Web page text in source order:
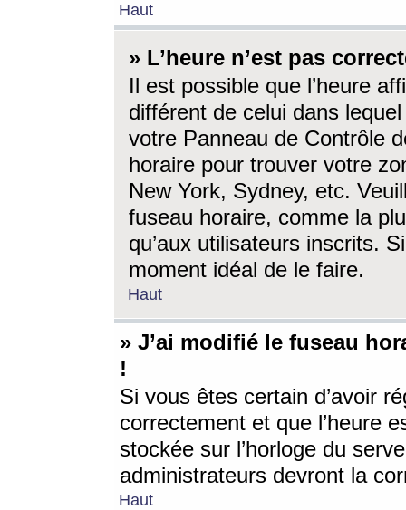
Haut
» L’heure n’est pas
Il est possible que l’heure
différent de celui dans
votre Panneau de Contrôle
horaire pour trouver votre
New York, Sydney, etc.
fuseau horaire, comme la
qu’aux utilisateurs inscrits.
moment idéal de le faire.
Haut
» J’ai modifié le fuseau
!
Si vous êtes certain d’avoir
correctement et que l’heure
stockée sur l’horloge du
administrateurs devront la
Haut